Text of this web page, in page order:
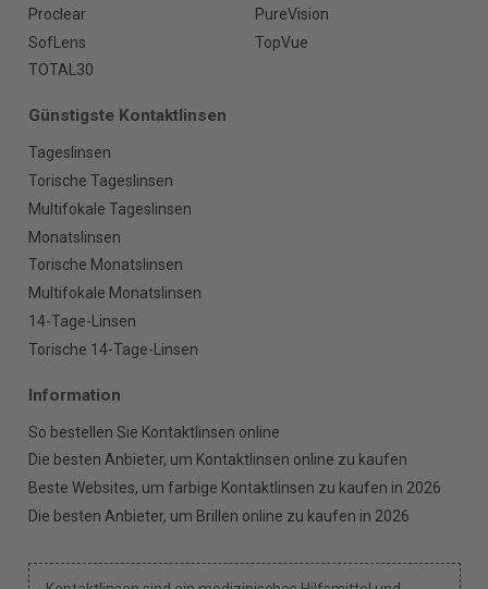
Proclear
PureVision
SofLens
TopVue
TOTAL30
Günstigste Kontaktlinsen
Tageslinsen
Torische Tageslinsen
Multifokale Tageslinsen
Monatslinsen
Torische Monatslinsen
Multifokale Monatslinsen
14-Tage-Linsen
Torische 14-Tage-Linsen
Information
So bestellen Sie Kontaktlinsen online
Die besten Anbieter, um Kontaktlinsen online zu kaufen
Beste Websites, um farbige Kontaktlinsen zu kaufen in 2026
Die besten Anbieter, um Brillen online zu kaufen in 2026